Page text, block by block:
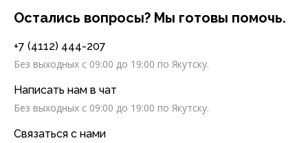
Остались вопросы? Мы готовы помочь.
+7 (4112) 444-207
Без выходных c 09:00 до 19:00 по Якутску.
Написать нам в чат
Без выходных c 09:00 до 19:00 по Якутску.
Связаться с нами